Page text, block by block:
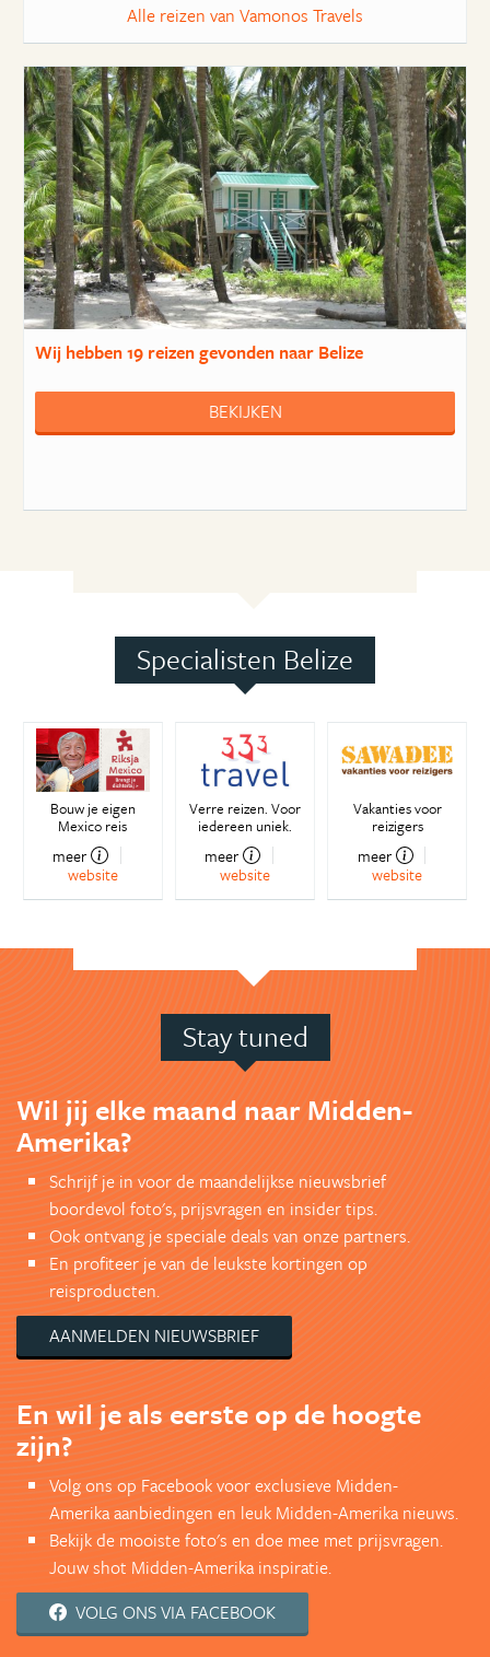
Alle reizen van Vamonos Travels
Wij hebben19 reizengevonden naar Belize
BEKIJKEN
Specialisten Belize
Bouw je eigen
Mexico reis
meer
website
Verre reizen. Voor
iedereen uniek.
meer
website
Vakanties voor
reizigers
meer
website
Stay tuned
Wil jij elke maand naar Midden-
Amerika?
Schrijf je in voor de maandelijkse nieuwsbrief
boordevol foto's, prijsvragen en insider tips.
Ook ontvang je speciale deals van onze partners.
En profiteer je van de leukste kortingen op
reisproducten.
AANMELDEN NIEUWSBRIEF
En wil je als eerste op de hoogte
zijn?
Volg ons op Facebook voor exclusieve Midden-
Amerika aanbiedingen en leuk Midden-Amerika nieuws.
Bekijk de mooiste foto's en doe mee met prijsvragen.
Jouw shot Midden-Amerika inspiratie.
VOLG ONS VIA FACEBOOK